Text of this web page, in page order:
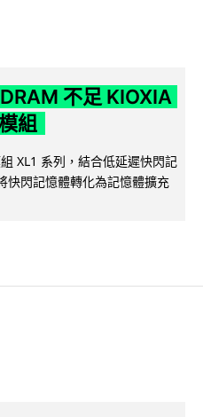
不足 KIOXIA
組
XL1 系列，結合低延遲快閃記
快閃記憶體轉化為記憶體擴充